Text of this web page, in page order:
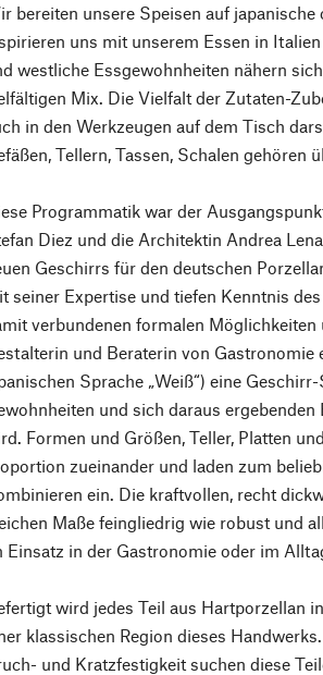
bereiten unsere Speisen auf japanische
uns mit unserem Essen in
westliche Essgewohnheiten nähern
Mix. Die Vielfalt der Zutaten-
in den Werkzeugen auf dem Tisch
Tellern, Tassen, Schalen gehören
Programmatik war der
Diez und die Architektin Andrea
Geschirrs für den deutschen
seiner Expertise und tiefen Kenntnis
verbundenen formalen Möglichkeiten
und Beraterin von
Sprache „Weiß“) eine
und sich daraus
Formen und Größen, Teller, Platten
zueinander und laden zum
ein. Die kraftvollen, recht
Maße feingliedrig wie robust und
Einsatz in der Gastronomie oder im
wird jedes Teil aus Hartporzellan
klassischen Region dieses
und Kratzfestigkeit suchen diese